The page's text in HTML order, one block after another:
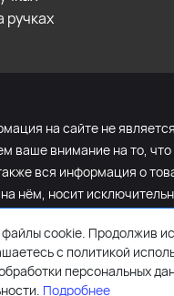
ручках
на сайте не
ваше внимание на то, что
вся информация о
нём, носит
и ни при каких
офертой,
кодекса Российской
информации о
cookie. Продолжив
с политикой
персональных
Подробнее